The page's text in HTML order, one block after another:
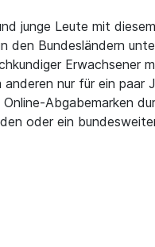
junge Leute mit
Bundesländern
Erwachsener
nur für ein paar
Abgabemarken
oder ein